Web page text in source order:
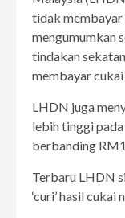
tidak membayar
mengumumkan
tindakan
membayar
LHDN juga
lebih tinggi
berbanding
Terbaru LHDN
‘curi’ hasil cukai